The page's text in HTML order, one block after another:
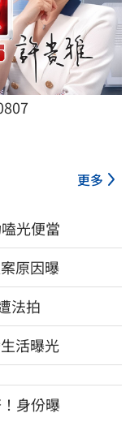
更多
光便當
原因曝
法拍
活曝光
身份曝